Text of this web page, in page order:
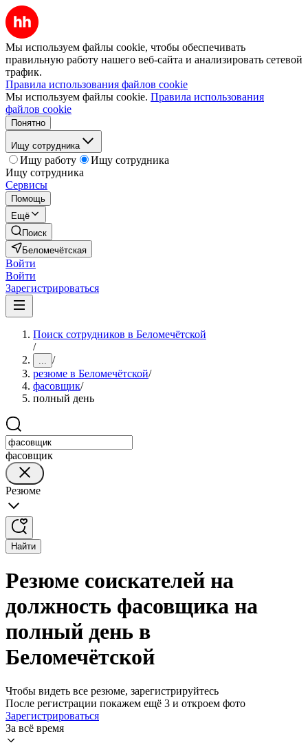
Мы используем файлы cookie, чтобы обеспечивать
правильную работу нашего веб-сайта и анализировать сетевой
трафик.
Правила использования файлов cookie
Мы используем файлы cookie. Правила использования
файлов cookie
Понятно
Ищу сотрудника
Ищу работу
Ищу сотрудника
Ищу сотрудника
Сервисы
Помощь
Ещё
Поиск
Беломечётская
Войти
Войти
Зарегистрироваться
Поиск сотрудников в Беломечётской
/
... /
резюме в Беломечётской/
фасовщик/
полный день
фасовщик
Резюме
Найти
Резюме соискателей на
должность фасовщика на
полный день в
Беломечётской
Чтобы видеть все резюме, зарегистрируйтесь
После регистрации покажем ещё 3 и откроем фото
Зарегистрироваться
За всё время